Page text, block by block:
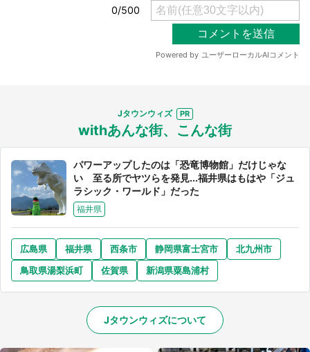
Jタウンウィズ
withあんな街、こんな街
パワーアップしたのは「恐竜博物館」だけじゃな
い 至る所でヤツらを発見...福井県はもはや「ジュ
ラシック・ワールド」だった
福井県
広島県 福井県 西条市 静岡県富士宮市
北九州市
鳥取県湯梨浜町
佐賀県 新潟県粟島浦村
Jタウンウィズについて